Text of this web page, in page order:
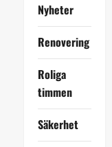
Nyheter
Renovering
Roliga
timmen
Säkerhet